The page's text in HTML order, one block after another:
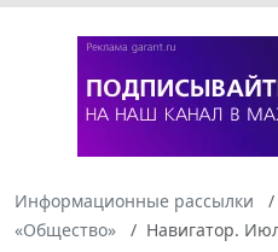
Информационные рассылки
«Общество»
Навигатор.